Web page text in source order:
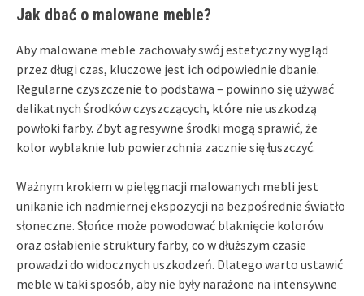
Jak dbać o malowane meble?
Aby malowane meble zachowały swój estetyczny wygląd
przez długi czas, kluczowe jest ich odpowiednie dbanie.
Regularne czyszczenie to podstawa – powinno się używać
delikatnych środków czyszczących, które nie uszkodzą
powłoki farby. Zbyt agresywne środki mogą sprawić, że
kolor wyblaknie lub powierzchnia zacznie się łuszczyć.
Ważnym krokiem w pielęgnacji malowanych mebli jest
unikanie ich nadmiernej ekspozycji na bezpośrednie światło
słoneczne. Słońce może powodować blaknięcie kolorów
oraz osłabienie struktury farby, co w dłuższym czasie
prowadzi do widocznych uszkodzeń. Dlatego warto ustawić
meble w taki sposób, aby nie były narażone na intensywne